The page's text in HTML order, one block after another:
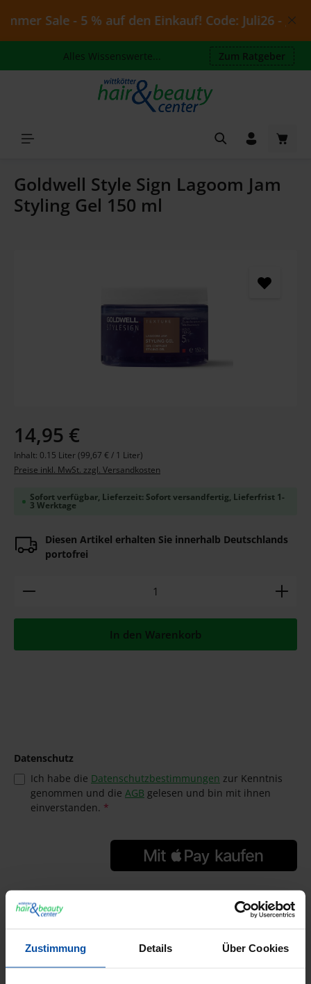
Zustimmung Details Über Cookies
Zum Hauptinhalt springen
Sale - 5 % auf den Einkauf! Code: Juli26 - gültig
Alles Wissenswerte... Zum Ratgeber
Goldwell Style Sign Lagoom Jam
Styling Gel 150 ml
Regulärer Preis:
14,95 €
Inhalt: 0.15 Liter(99,67 € / 1 Liter)
Preise inkl. MwSt. zzgl. Versandkosten
Sofort verfügbar, Lieferzeit: Sofort versandfertig, Lieferfrist 1-
3 Werktage
Diesen Artikel erhalten Sie innerhalb Deutschlands
portofrei
Produkt Anzahl: Gib den gewünschten Wert ein
In den Warenkorb
Datenschutz
Ich habe die Datenschutzbestimmungen zur Kenntnis
genommen und die AGB gelesen und bin mit ihnen
einverstanden. *
GTIN/EAN:
4021609275091
Hersteller:
Herstellernummer: